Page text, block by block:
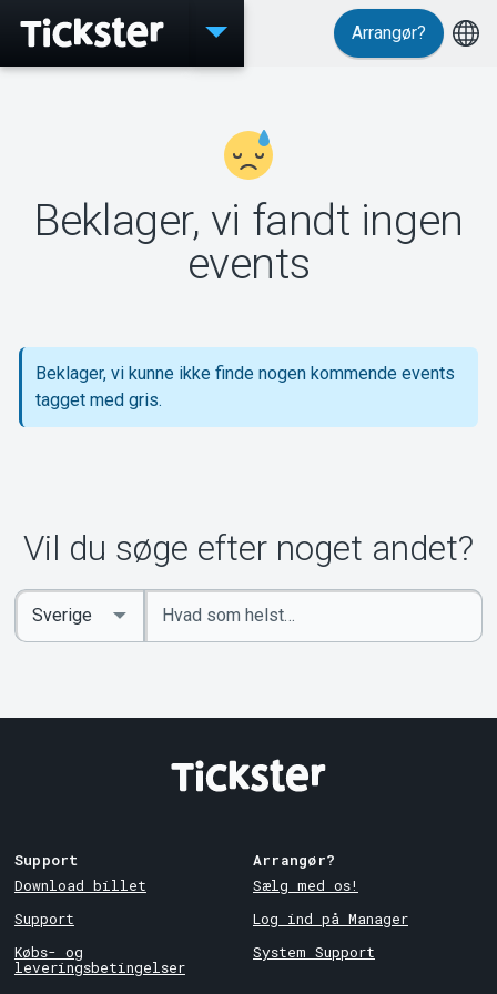
Events
MyTickster
Support
Arrangør?
Beklager, vi fandt ingen
events
Beklager, vi kunne ikke finde nogen kommende events
tagget med gris.
Vil du søge efter noget andet?
Indtast
søgeord
Select
Country
Support
Download billet
Support
Købs- og
leveringsbetingelser
Arrangør?
Sælg med os!
Log ind på Manager
System Support